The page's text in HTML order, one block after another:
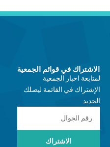
الاشتراك في قوائم الجمعية
لمتابعة اخبار الجمعية
الإشتراك في القائمة ليصلك
الجديد
الاشتراك